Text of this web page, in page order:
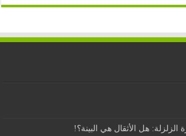
الزلزلة: هل الأثقال هي البينة؟!